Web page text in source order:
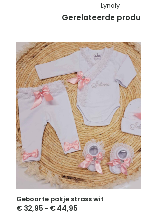
Gerelateerde
Lynaly
Geboorte pakje strass wit
€ 32,95 - € 44,95